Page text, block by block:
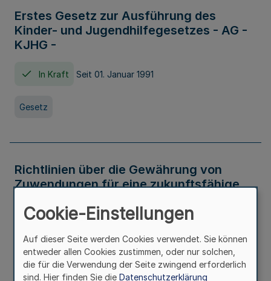
Erstes Gesetz zur Ausführung des
Kinder- und Jugendhilfegesetzes - AG -
KJHG -
In Kraft Seit 01. Januar 1991
Gesetz
Richtlinien über die Gewährung von
Zuwendungen für eine zukunftsfähige
Nordrhein-Westfalen
In Kraft
Verwaltungsvorschrift
Cookie-Einstellungen
Auf dieser Seite werden Cookies verwendet. Sie können
entweder allen Cookies zustimmen, oder nur solchen,
die für die Verwendung der Seite zwingend erforderlich
sind. Hier finden Sie die Datenschutzerklärung